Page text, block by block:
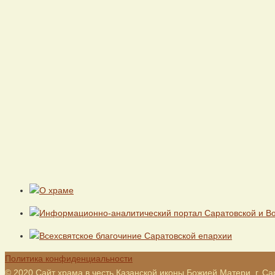
Политика конфиденциальности
© 2020 Сайт храма в честь Казанской иконы Божией Матери, г.